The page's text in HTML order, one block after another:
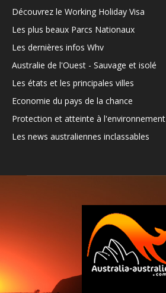
Découvrez le Working Holiday Visa
Les plus beaux Parcs Nationaux
Les dernières infos Whv
Australie de l'Ouest - Sauvage et isolé
Les états et les principales villes
Economie du pays de la chance
Protection et atteinte à l'environnement
Les news australiennes inclassables